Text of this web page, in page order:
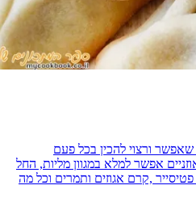
ורצוי להכין בכל פעם
אפשר למלא במגוון מליות, החל
,קרם אגוזים ותמרים וכל מה